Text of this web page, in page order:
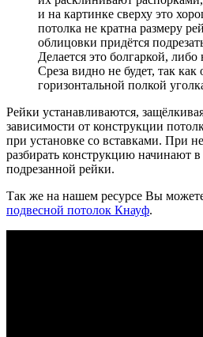
и на картинке сверху это
потолка не кратна размеру
облицовки придётся
Делается это болгаркой,
Среза видно не будет, так как
горизонтальной полкой
Рейки устанавливаются,
зависимости от конструкции
при установке со вставками. При
разбирать конструкцию начинают
подрезанной рейки.
Так же на нашем ресурсе Вы можете
подвесной потолок Кнауф.